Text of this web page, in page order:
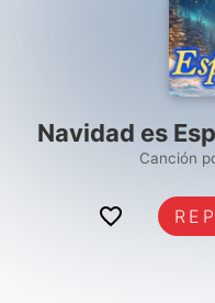
Navidad es
Canción